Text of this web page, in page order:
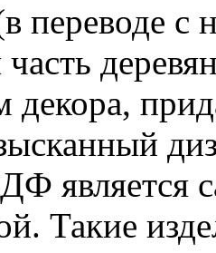
переводе с
часть
декора,
является
Такие